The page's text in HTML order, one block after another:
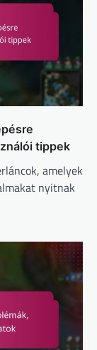
tippek
amelyek
nyitnak